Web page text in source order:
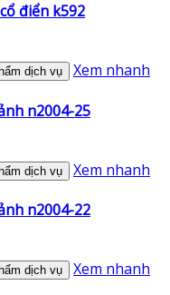
điển k592
dịch vụ Xem nhanh
n2004-25
dịch vụ Xem nhanh
n2004-22
dịch vụ Xem nhanh